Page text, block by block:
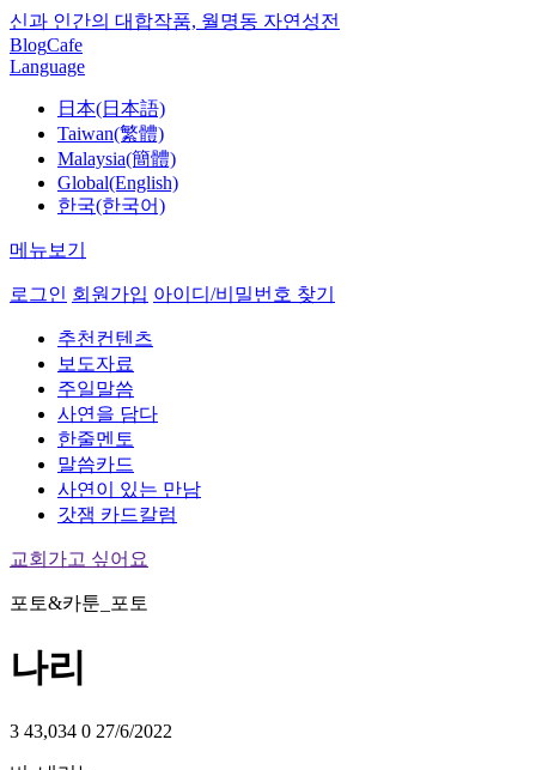
신과 인간의 대합작품, 월명동 자연성전
BlogCafe
Language
日本(日本語)
Taiwan(繁體)
Malaysia(簡體)
Global(English)
한국(한국어)
메뉴보기
로그인 회원가입 아이디/비밀번호 찾기
추천컨텐츠
보도자료
주일말씀
사연을 담다
한줄멘토
말씀카드
사연이 있는 만남
갓잼 카드칼럼
교회가고 싶어요
포토&카툰_포토
나리
3 43,034 0 27/6/2022